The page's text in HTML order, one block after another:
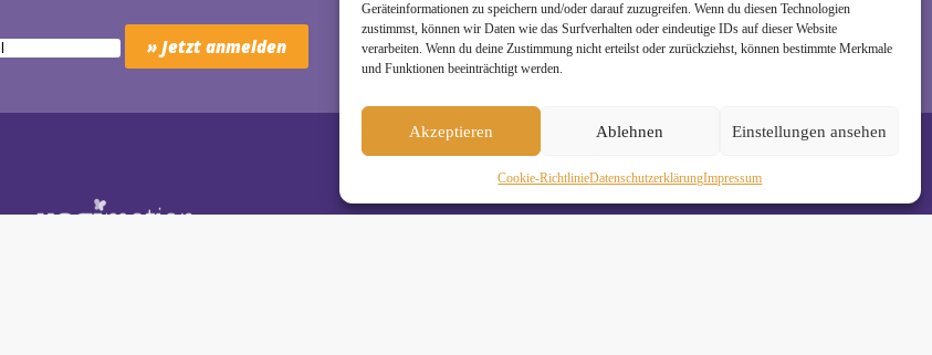
Geräteinformationen zu speichern und/oder darauf zuzugreifen. Wenn du diesen Technologien
zustimmst, können wir Daten wie das Surfverhalten oder eindeutige IDs auf dieser Website
verarbeiten. Wenn du deine Zustimmung nicht erteilst oder zurückziehst, können bestimmte Merkmale
und Funktionen beeinträchtigt werden.
Akzeptieren Ablehnen Einstellungen ansehen
Cookie-RichtlinieDaten­schutz­erklä­rungImpressum